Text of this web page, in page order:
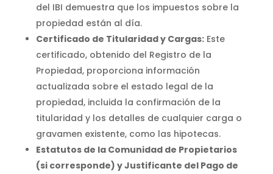
del IBI demuestra que los impuestos sobre la
propiedad están al día.
Certificado de Titularidad y Cargas:Este
certificado, obtenido del Registro de la
Propiedad, proporciona información
actualizada sobre el estado legal de la
propiedad, incluida la confirmación de la
titularidad y los detalles de cualquier carga o
gravamen existente, como las hipotecas.
Estatutos de la Comunidad de Propietarios
(si corresponde) y Justificante del Pago de